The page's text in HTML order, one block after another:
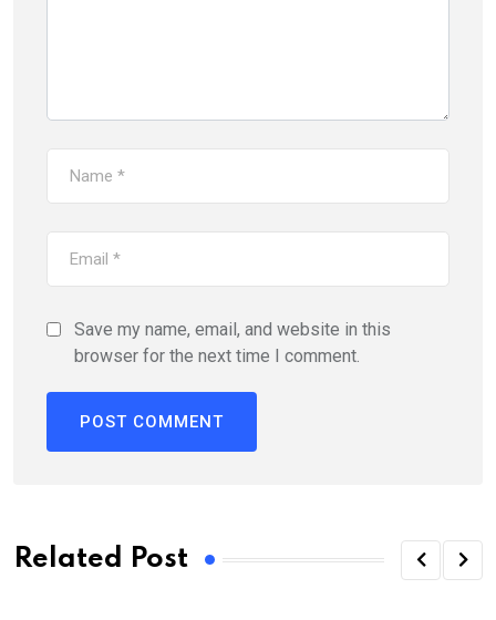
Save my name, email, and website in this
browser for the next time I comment.
Related Post